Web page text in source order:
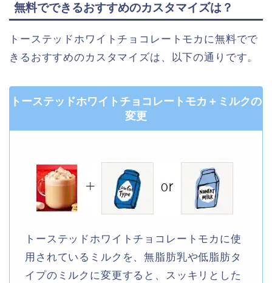
無料でできるおすすめのカスタマイズは？
トーステッドホワイトチョコレートモカに無料でで
きるおすすめのカスタマイズは、以下の通りです。
トーステッドホワイトチョコレートモカ＋ミルクの
変更
トーステッドホワイトチョコレートモカに使
用されているミルクを、無脂肪乳や低脂肪タ
イプのミルクに変更すると、スッキリとした